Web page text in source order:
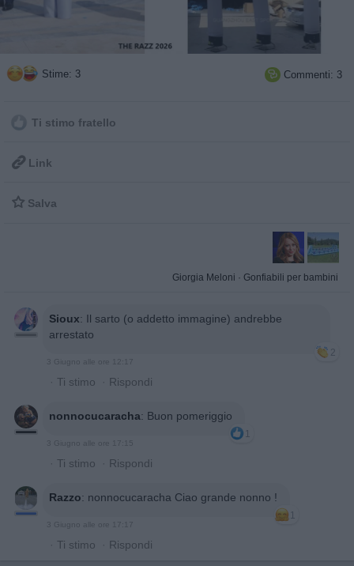
Stime: 3  Commenti: 3
Ti stimo fratello
 Link
 Salva
Giorgia Meloni · Gonfiabili per bambini
Sioux: Il sarto (o addetto immagine) andrebbe
arrestato
2
3 Giugno alle ore 12:17
· Ti stimo · Rispondi
nonnocucaracha: Buon pomeriggio
1
3 Giugno alle ore 17:15
· Ti stimo · Rispondi
Razzo: nonnocucaracha Ciao grande nonno !
1
3 Giugno alle ore 17:17
· Ti stimo · Rispondi